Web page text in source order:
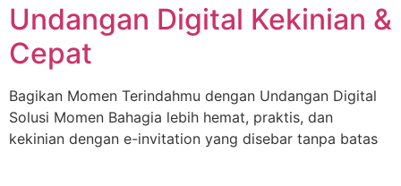
Undangan Digital Kekinian &
Cepat
Bagikan Momen Terindahmu dengan Undangan Digital
Solusi Momen Bahagia lebih hemat, praktis, dan
kekinian dengan e-invitation yang disebar tanpa batas